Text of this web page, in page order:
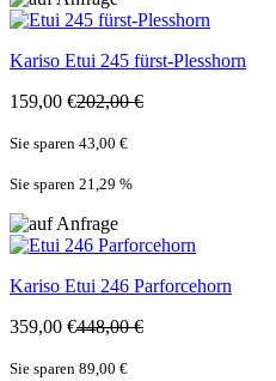
Kariso Etui 245 fürst-Plesshorn
159,00 €202,00 €
Sie sparen 43,00 €
Sie sparen 21,29 %
Kariso Etui 246 Parforcehorn
359,00 €448,00 €
Sie sparen 89,00 €